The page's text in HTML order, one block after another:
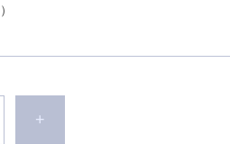
+